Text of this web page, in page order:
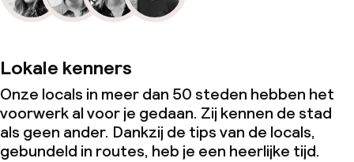
Lokale kenners
Onze locals in meer dan 50 steden hebben het
voorwerk al voor je gedaan. Zij kennen de stad
als geen ander. Dankzij de tips van de locals,
gebundeld in routes, heb je een heerlijke tijd.